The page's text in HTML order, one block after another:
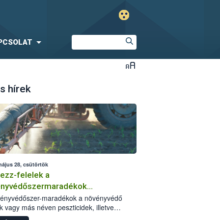
hírek
28, csütörtök
felelek a
kockázatáról
maradékok a növényvédő
vagy más néven peszticidek, illetve
kis mennyiségei, melyek a